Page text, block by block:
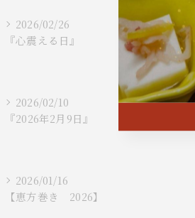
2026/02/26
『心震える日』
2026/02/10
『2026年2月9日』
2026/01/16
【恵方巻き 2026】